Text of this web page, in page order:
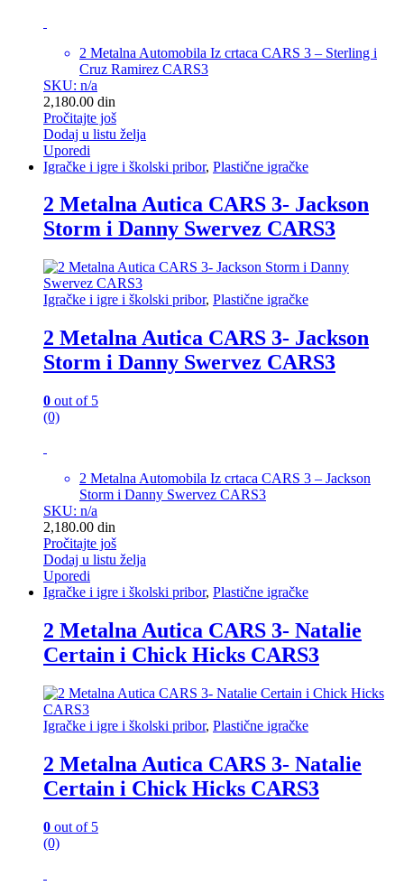
2 Metalna Automobila Iz crtaca CARS 3 – Sterling i
Cruz Ramirez CARS3
SKU: n/a
2,180.00 din
Pročitajte još
Dodaj u listu želja
Uporedi
Igračke i igre i školski pribor, Plastične igračke
2 Metalna Autica CARS 3- Jackson
Storm i Danny Swervez CARS3
Igračke i igre i školski pribor, Plastične igračke
2 Metalna Autica CARS 3- Jackson
Storm i Danny Swervez CARS3
0 out of 5
(0)
2 Metalna Automobila Iz crtaca CARS 3 – Jackson
Storm i Danny Swervez CARS3
SKU: n/a
2,180.00 din
Pročitajte još
Dodaj u listu želja
Uporedi
Igračke i igre i školski pribor, Plastične igračke
2 Metalna Autica CARS 3- Natalie
Certain i Chick Hicks CARS3
Igračke i igre i školski pribor, Plastične igračke
2 Metalna Autica CARS 3- Natalie
Certain i Chick Hicks CARS3
0 out of 5
(0)